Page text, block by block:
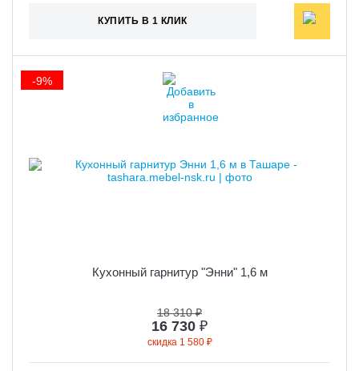
КУПИТЬ В 1 КЛИК
Кухонный гарнитур "Энни" 1,6 м
18 310 ₽
16 730 ₽
скидка 1 580 ₽
-9%